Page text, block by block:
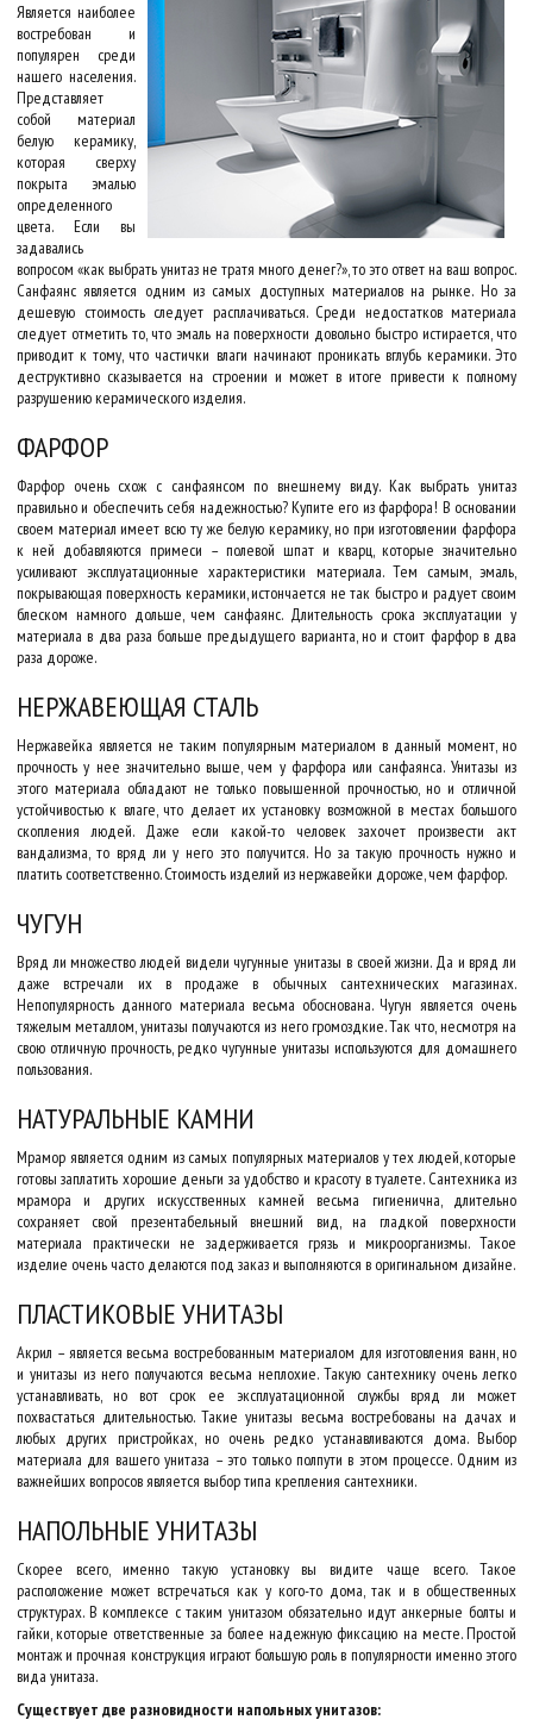
Является наиболее
востребован и
популярен среди
нашего населения.
Представляет
собой материал
белую керамику,
которая сверху
покрыта эмалью
определенного
цвета. Если вы
задавались
вопросом «как выбрать унитаз не тратя много денег?», то это ответ на ваш вопрос.
Санфаянс является одним из самых доступных материалов на рынке. Но за
дешевую стоимость следует расплачиваться. Среди недостатков материала
следует отметить то, что эмаль на поверхности довольно быстро истирается, что
приводит к тому, что частички влаги начинают проникать вглубь керамики. Это
деструктивно сказывается на строении и может в итоге привести к полному
разрушению керамического изделия.
ФАРФОР
Фарфор очень схож c санфаянсом по внешнему виду. Как выбрать унитаз
правильно и обеспечить себя надежностью? Купите его из фарфора! В основании
своем материал имеет всю ту же белую керамику, но при изготовлении фарфора
к ней добавляются примеси – полевой шпат и кварц, которые значительно
усиливают эксплуатационные характеристики материала. Тем самым, эмаль,
покрывающая поверхность керамики, истончается не так быстро и радует своим
блеском намного дольше, чем санфаянс. Длительность срока эксплуатации у
материала в два раза больше предыдущего варианта, но и стоит фарфор в два
раза дороже.
НЕРЖАВЕЮЩАЯ СТАЛЬ
Нержавейка является не таким популярным материалом в данный момент, но
прочность у нее значительно выше, чем у фарфора или санфаянса. Унитазы из
этого материала обладают не только повышенной прочностью, но и отличной
устойчивостью к влаге, что делает их установку возможной в местах большого
скопления людей. Даже если какой-то человек захочет произвести акт
вандализма, то вряд ли у него это получится. Но за такую прочность нужно и
платить соответственно. Стоимость изделий из нержавейки дороже, чем фарфор.
ЧУГУН
Вряд ли множество людей видели чугунные унитазы в своей жизни. Да и вряд ли
даже встречали их в продаже в обычных сантехнических магазинах.
Непопулярность данного материала весьма обоснована. Чугун является очень
тяжелым металлом, унитазы получаются из него громоздкие. Так что, несмотря на
свою отличную прочность, редко чугунные унитазы используются для домашнего
пользования.
НАТУРАЛЬНЫЕ КАМНИ
Мрамор является одним из самых популярных материалов у тех людей, которые
готовы заплатить хорошие деньги за удобство и красоту в туалете. Сантехника из
мрамора и других искусственных камней весьма гигиенична, длительно
сохраняет свой презентабельный внешний вид, на гладкой поверхности
материала практически не задерживается грязь и микроорганизмы. Такое
изделие очень часто делаются под заказ и выполняются в оригинальном дизайне.
ПЛАСТИКОВЫЕ УНИТАЗЫ
Акрил – является весьма востребованным материалом для изготовления ванн, но
и унитазы из него получаются весьма неплохие. Такую сантехнику очень легко
устанавливать, но вот срок ее эксплуатационной службы вряд ли может
похвастаться длительностью. Такие унитазы весьма востребованы на дачах и
любых других пристройках, но очень редко устанавливаются дома. Выбор
материала для вашего унитаза – это только полпути в этом процессе. Одним из
важнейших вопросов является выбор типа крепления сантехники.
НАПОЛЬНЫЕ УНИТАЗЫ
Скорее всего, именно такую установку вы видите чаще всего. Такое
расположение может встречаться как у кого-то дома, так и в общественных
структурах. В комплексе с таким унитазом обязательно идут анкерные болты и
гайки, которые ответственные за более надежную фиксацию на месте. Простой
монтаж и прочная конструкция играют большую роль в популярности именно этого
вида унитаза.
Существует две разновидности напольных унитазов: